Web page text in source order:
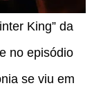
King” da
no episódio
se viu em